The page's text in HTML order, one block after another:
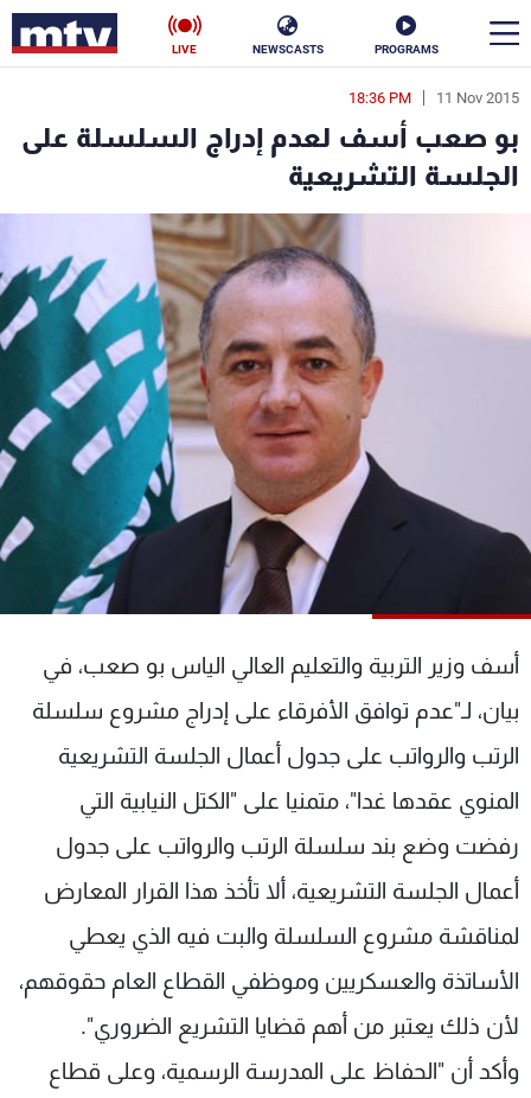
PROGRAMS
NEWSCASTS
LIVE
11 Nov 2015
18:36 PM
بو صعب أسف لعدم إدراج السلسلة على
الجلسة التشريعية
أسف وزير التربية والتعليم العالي الياس بو صعب، في
بيان، لـ"عدم توافق الأفرقاء على إدراج مشروع سلسلة
الرتب والرواتب على جدول أعمال الجلسة التشريعية
المنوي عقدها غدا"، متمنيا على "الكتل النيابية التي
رفضت وضع بند سلسلة الرتب والرواتب على جدول
أعمال الجلسة التشريعية، ألا تأخذ هذا القرار المعارض
لمناقشة مشروع السلسلة والبت فيه الذي يعطي
الأساتذة والعسكريين وموظفي القطاع العام حقوقهم،
لأن ذلك يعتبر من أهم قضايا التشريع الضروري".
وأكد أن "الحفاظ على المدرسة الرسمية، وعلى قطاع
en
الأخبار
سياسة ناس
فن
منوعات رياضة
جدول البرامج
عن MTV
لاعلاناتكم
وظائف
شروط الإسـتخدام
سياسة الخصوصية